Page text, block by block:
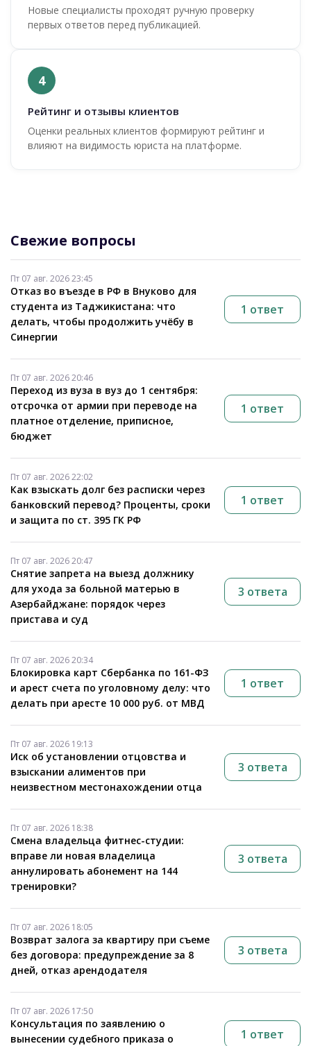
Новые специалисты проходят ручную проверку
первых ответов перед публикацией.
4
Рейтинг и отзывы клиентов
Оценки реальных клиентов формируют рейтинг и
влияют на видимость юриста на платформе.
Свежие вопросы
Пт 07 авг. 2026 23:45
Отказ во въезде в РФ в Внуково для
студента из Таджикистана: что
делать, чтобы продолжить учёбу в
Синергии
1 ответ
Пт 07 авг. 2026 20:46
Переход из вуза в вуз до 1 сентября:
отсрочка от армии при переводе на
платное отделение, приписное,
бюджет
1 ответ
Пт 07 авг. 2026 22:02
Как взыскать долг без расписки через
банковский перевод? Проценты, сроки
и защита по ст. 395 ГК РФ
1 ответ
Пт 07 авг. 2026 20:47
Снятие запрета на выезд должнику
для ухода за больной матерью в
Азербайджане: порядок через
пристава и суд
3 ответа
Пт 07 авг. 2026 20:34
Блокировка карт Сбербанка по 161-ФЗ
и арест счета по уголовному делу: что
делать при аресте 10 000 руб. от МВД
1 ответ
Пт 07 авг. 2026 19:13
Иск об установлении отцовства и
взыскании алиментов при
неизвестном местонахождении отца
3 ответа
Пт 07 авг. 2026 18:38
Смена владельца фитнес-студии:
вправе ли новая владелица
аннулировать абонемент на 144
тренировки?
3 ответа
Пт 07 авг. 2026 18:05
Возврат залога за квартиру при съеме
без договора: предупреждение за 8
дней, отказ арендодателя
3 ответа
Пт 07 авг. 2026 17:50
Консультация по заявлению о
вынесении судебного приказа о
1 ответ